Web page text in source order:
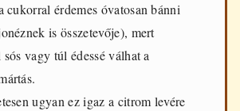
cukorral érdemes óvatosan bánni
is összetevője), mert
vagy túl édessé válhat a
ugyan ez igaz a citrom levére